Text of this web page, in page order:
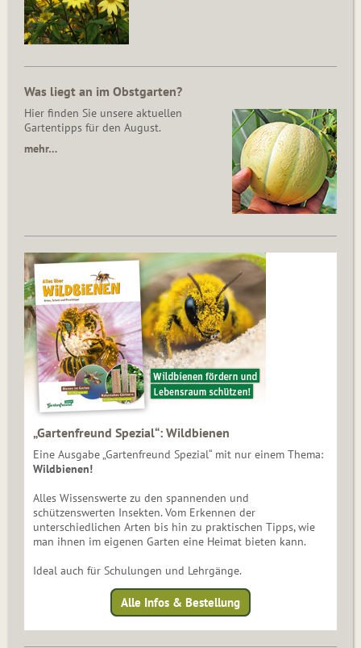
Was liegt an im Obstgarten?
Hier finden Sie unsere aktuellen
Gartentipps für den August.
mehr…
„Gartenfreund Spezial“: Wildbienen
Eine Ausgabe „Gartenfreund Spezial“ mit nur einem Thema:
Wildbienen!
Alles Wissenswerte zu den spannenden und
schützenswerten Insekten. Vom Erkennen der
unterschiedlichen Arten bis hin zu praktischen Tipps, wie
man ihnen im eigenen Garten eine Heimat bieten kann.
Ideal auch für Schulungen und Lehrgänge.
Alle Infos & Bestellung